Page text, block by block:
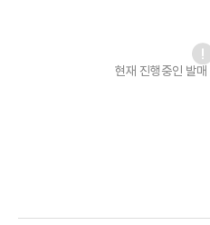
현재 진행중인 발매